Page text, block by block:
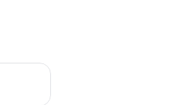
tới từ thg 8 14 - thg 8 16